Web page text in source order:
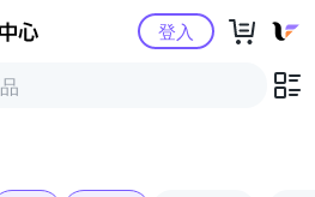
Yahoo購物中心登入